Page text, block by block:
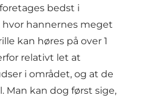
bedst i
hannernes meget
kan høres på over 1
relativt let at
i området, og at de
Man kan dog først sige,